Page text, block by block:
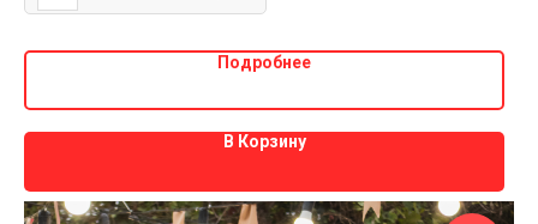
Подробнее
В Корзину